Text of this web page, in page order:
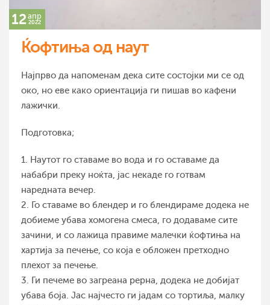
12 апр
2022
Ќофтиња од наут
Најпрво да напоменам дека сите состојки ми се од
око, но еве како ориентација ги пишав во кафени
лажички.
Подготовка;
1. Наутот го ставаме во вода и го оставаме да
набабри преку ноќта, јас некаде го готвам
наредната вечер.
2. Го ставаме во блендер и го блендираме додека не
добиеме убава хомогена смеса, го додаваме сите
зачини, и со лажица правиме малечки ќофтиња на
хартија за печење, со која е обложен претходно
плехот за печење.
3. Ги печеме во загреана рерна, додека не добијат
убава боја. Јас најчесто ги јадам со тортиља, малку